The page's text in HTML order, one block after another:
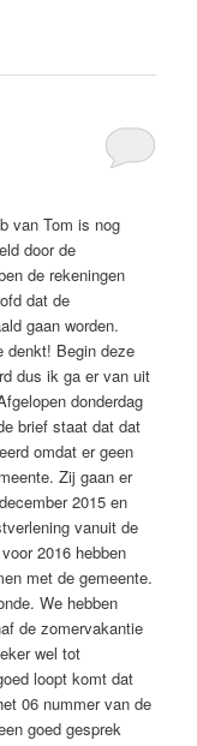
van Tom is nog
door de
de rekeningen
dat de
gaan worden.
denkt! Begin deze
dus ik ga er van uit
donderdag
brief staat dat dat
omdat er geen
Zij gaan er
2015 en
vanuit de
2016 hebben
met de gemeente.
We hebben
de zomervakantie
wel tot
loopt komt dat
06 nummer van de
goed gesprek